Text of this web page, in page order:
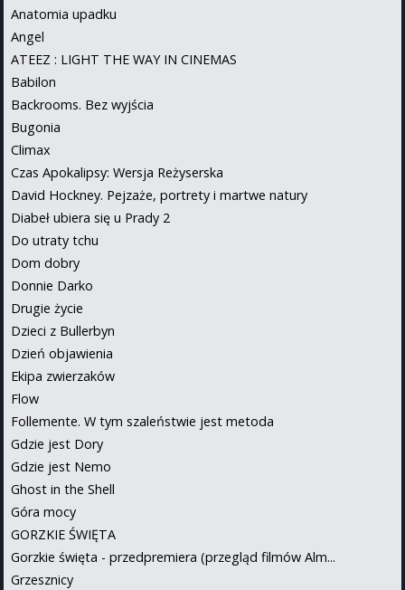
Anatomia upadku
Angel
ATEEZ : LIGHT THE WAY IN CINEMAS
Babilon
Backrooms. Bez wyjścia
Bugonia
Climax
Czas Apokalipsy: Wersja Reżyserska
David Hockney. Pejzaże, portrety i martwe natury
Diabeł ubiera się u Prady 2
Do utraty tchu
Dom dobry
Donnie Darko
Drugie życie
Dzieci z Bullerbyn
Dzień objawienia
Ekipa zwierzaków
Flow
Follemente. W tym szaleństwie jest metoda
Gdzie jest Dory
Gdzie jest Nemo
Ghost in the Shell
Góra mocy
GORZKIE ŚWIĘTA
Gorzkie święta - przedpremiera (przegląd filmów Alm...
Grzesznicy